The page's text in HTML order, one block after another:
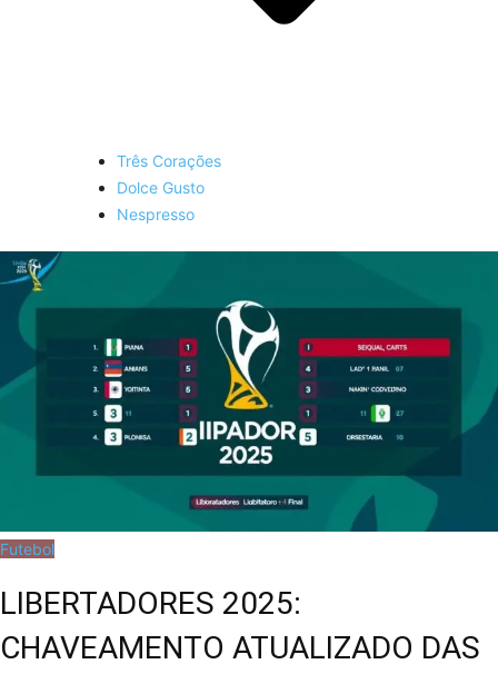
Três Corações
Dolce Gusto
Nespresso
Futebol
LIBERTADORES 2025:
CHAVEAMENTO ATUALIZADO DAS